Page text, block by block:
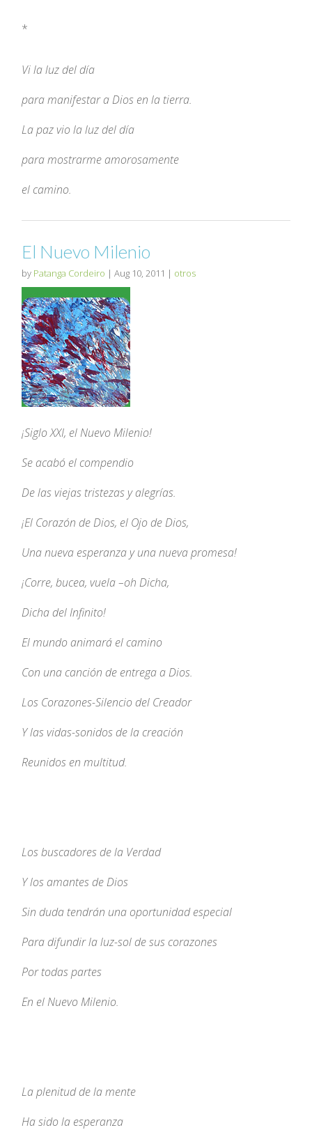
*
Vi la luz del día
para manifestar a Dios en la tierra.
La paz vio la luz del día
para mostrarme amorosamente
el camino.
El Nuevo Milenio
by Patanga Cordeiro |Aug 10, 2011 | otros
¡Siglo XXI, el Nuevo Milenio!
Se acabó el compendio
De las viejas tristezas y alegrías.
¡El Corazón de Dios, el Ojo de Dios,
Una nueva esperanza y una nueva promesa!
¡Corre, bucea, vuela –oh Dicha,
Dicha del Infinito!
El mundo animará el camino
Con una canción de entrega a Dios.
Los Corazones-Silencio del Creador
Y las vidas-sonidos de la creación
Reunidos en multitud.
Los buscadores de la Verdad
Y los amantes de Dios
Sin duda tendrán una oportunidad especial
Para difundir la luz-sol de sus corazones
Por todas partes
En el Nuevo Milenio.
La plenitud de la mente
Ha sido la esperanza